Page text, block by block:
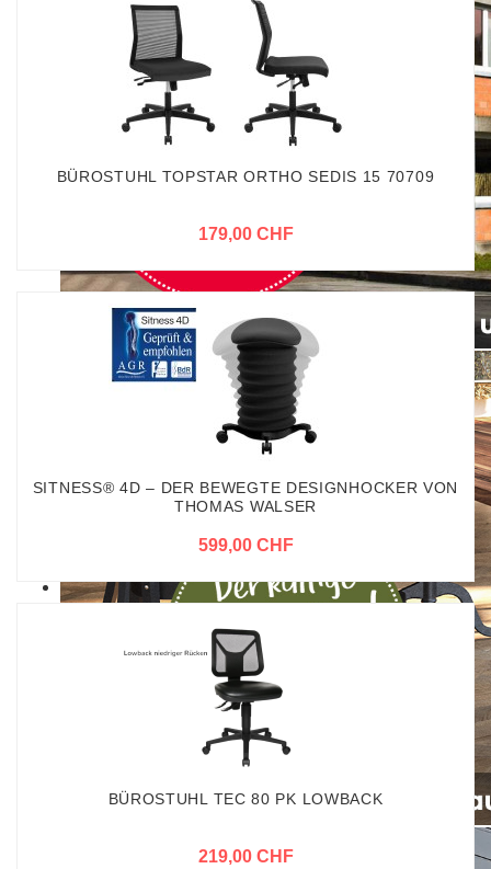
BÜROSTUHL TOPSTAR ORTHO SEDIS 15 70709
179,00 CHF
SITNESS® 4D – DER BEWEGTE DESIGNHOCKER VON
THOMAS WALSER
599,00 CHF
BÜROSTUHL TEC 80 PK LOWBACK
219,00 CHF